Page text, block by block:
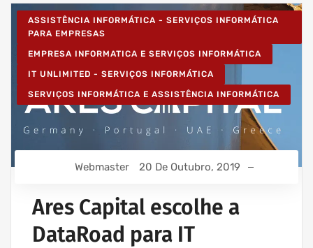
ASSISTÊNCIA INFORMÁTICA - SERVIÇOS INFORMÁTICA
PARA EMPRESAS
EMPRESA INFORMATICA E SERVIÇOS INFORMÁTICA
IT UNLIMITED - SERVIÇOS INFORMÁTICA
SERVIÇOS INFORMÁTICA E ASSISTÊNCIA INFORMÁTICA
Webmaster 20 De Outubro, 2019
Ares Capital escolhe a
DataRoad para IT